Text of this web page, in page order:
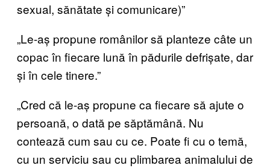
sexual, sănătate și comunicare)”
„Le-aș propune românilor să planteze câte un
copac în fiecare lună în pădurile defrișate, dar
și în cele tinere.”
„Cred că le-aș propune ca fiecare să ajute o
persoană, o dată pe săptămână. Nu
contează cum sau cu ce. Poate fi cu o temă,
cu un serviciu sau cu plimbarea animalului de